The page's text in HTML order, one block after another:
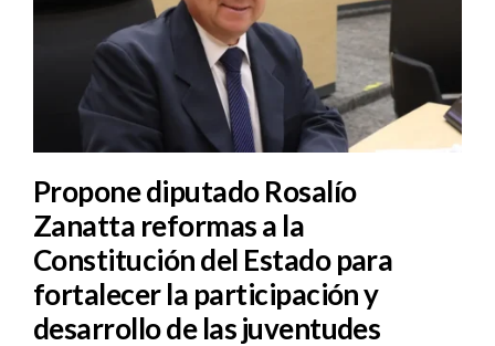
Propone diputado Rosalío
Zanatta reformas a la
Constitución del Estado para
fortalecer la participación y
desarrollo de las juventudes